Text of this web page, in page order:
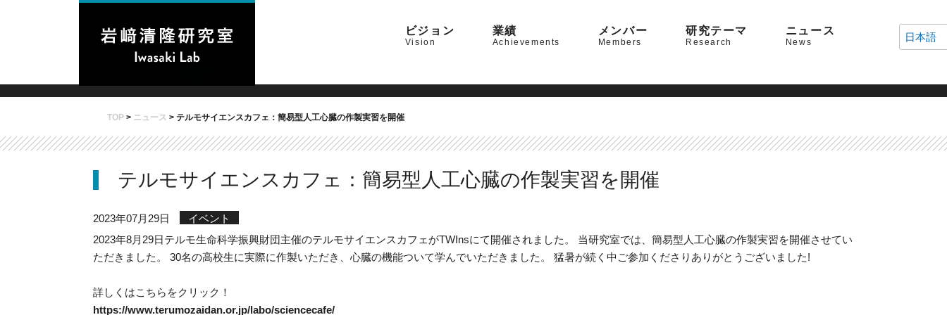
ビジョン
Vision
業績
Achievements
メンバー
Members
研究テーマ
Research
ニュース
News 日本語
TOP > ニュース > テルモサイエンスカフェ：簡易型人工心臓の作製実習を開催
テルモサイエンスカフェ：簡易型人工心臓の作製実習を開催
2023年07月29日
イベント
2023年8月29日テルモ生命科学振興財団主催のテルモサイエンスカフェがTWInsにて開催されました。 当研究室では、簡易型人工心臓の作製実習を開催させてい
ただきました。 30名の高校生に実際に作製いただき、心臓の機能ついて学んでいただきました。 猛暑が続く中ご参加くださりありがとうございました!
詳しくはこちらをクリック！
https://www.terumozaidan.or.jp/labo/sciencecafe/